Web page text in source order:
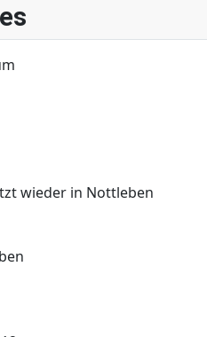
wieder in Nottleben